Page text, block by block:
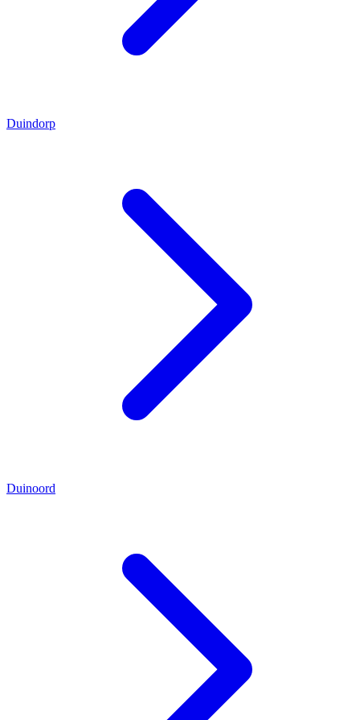
Duindorp
Duinoord